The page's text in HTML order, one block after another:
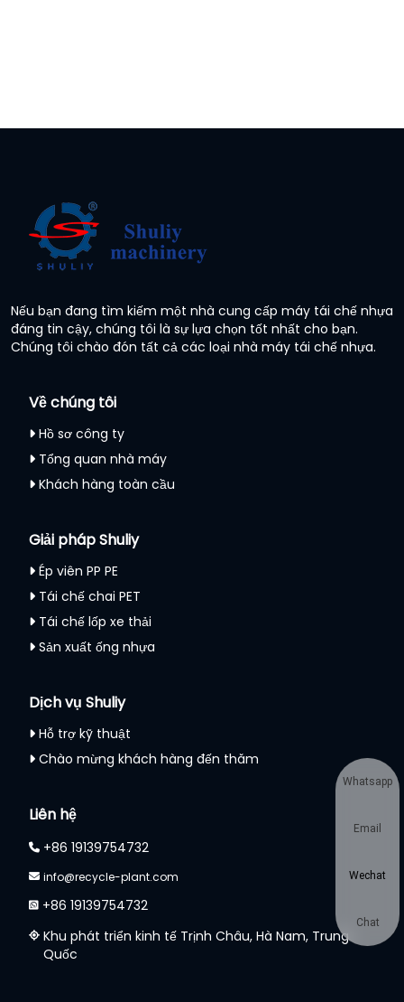
Nếu bạn đang tìm kiếm một nhà cung cấp máy tái chế nhựa
đáng tin cậy, chúng tôi là sự lựa chọn tốt nhất cho bạn.
Chúng tôi chào đón tất cả các loại nhà máy tái chế nhựa.
Về chúng tôi
Hồ sơ công ty
Tổng quan nhà máy
Khách hàng toàn cầu
Giải pháp Shuliy
Ép viên PP PE
Tái chế chai PET
Tái chế lốp xe thải
Sản xuất ống nhựa
Dịch vụ Shuliy
Hỗ trợ kỹ thuật
Chào mừng khách hàng đến thăm
Liên hệ
+86 19139754732
info@recycle-plant.com
+86 19139754732
Khu phát triển kinh tế Trịnh Châu, Hà Nam, Trung
Quốc
Whatsapp
Email
Wechat
Chat